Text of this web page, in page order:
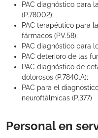
PAC diagnóstico para
(P.78002);
PAC terapéutico para
fármacos (PV.58);
PAC diagnóstico para
PAC deterioro de las
PAC diagnóstico de
dolorosos (P.7840.A);
PAC para el
neuroftálmicas (P.377)
Personal en